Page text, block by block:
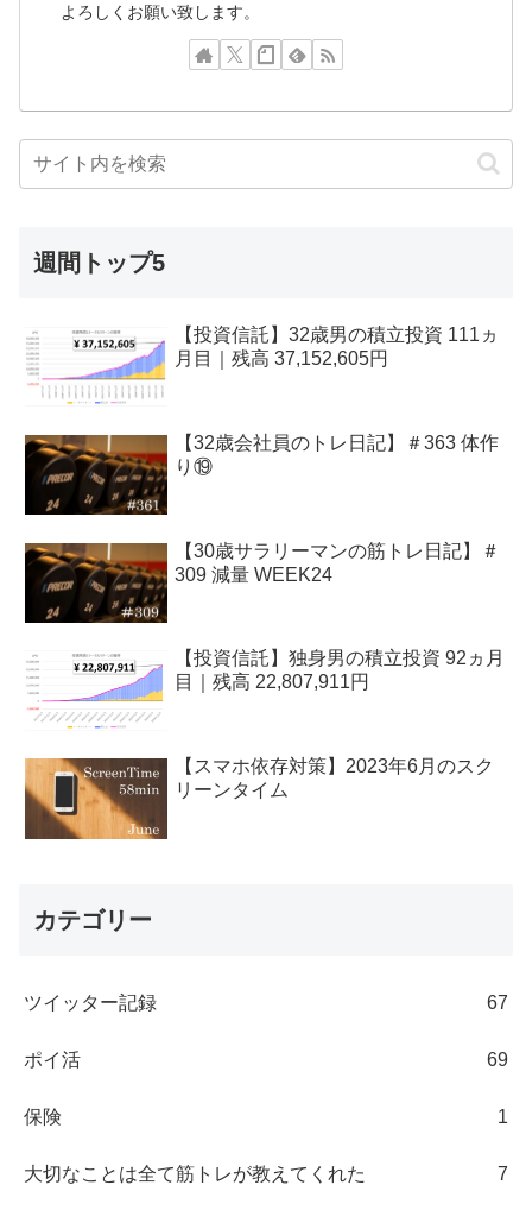
よろしくお願い致します。
週間トップ5
【投資信託】32歳男の積立投資 111ヵ
月目｜残高 37,152,605円
【32歳会社員のトレ日記】＃363 体作
り⑲
【30歳サラリーマンの筋トレ日記】＃
309 減量 WEEK24
【投資信託】独身男の積立投資 92ヵ月
目｜残高 22,807,911円
【スマホ依存対策】2023年6月のスク
リーンタイム
カテゴリー
ツイッター記録 67
ポイ活 69
保険 1
大切なことは全て筋トレが教えてくれた 7